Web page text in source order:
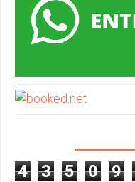
4 3 5 0 9